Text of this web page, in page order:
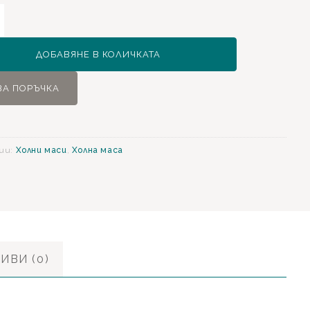
ДОБАВЯНЕ В КОЛИЧКАТА
ПОРЪЧКА
Холни маси Холна маса
(0)